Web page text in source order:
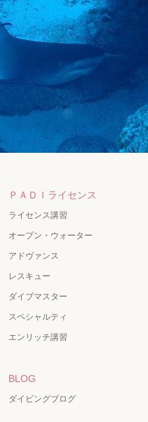
ＰＡＤＩライセンス
ライセンス講習
オープン・ウォーター
アドヴァンス
レスキュー
ダイブマスター
スペシャルティ
エンリッチ講習
BLOG
ダイビングブログ